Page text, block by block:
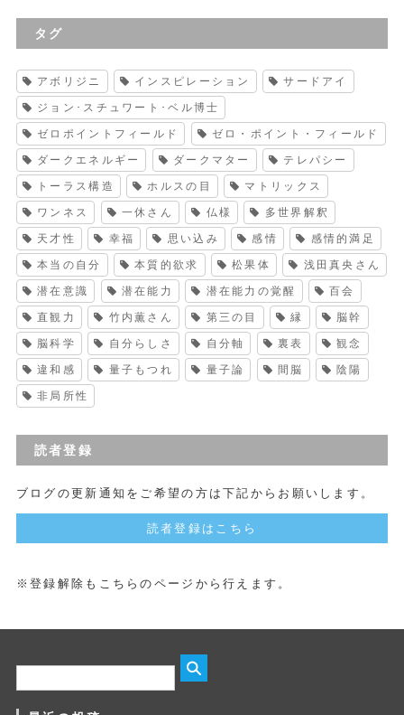
タグ
アボリジニ インスピレーション サードアイ
ジョン･スチュワート･ベル博士
ゼロポイントフィールド ゼロ・ポイント・フィールド
ダークエネルギー ダークマター テレパシー
トーラス構造 ホルスの目 マトリックス
ワンネス 一休さん 仏様 多世界解釈
天才性 幸福 思い込み 感情 感情的満足
本当の自分 本質的欲求 松果体 浅田真央さん
潜在意識 潜在能力 潜在能力の覚醒 百会
直観力 竹内薫さん 第三の目 縁 脳幹
脳科学 自分らしさ 自分軸 裏表 観念
違和感 量子もつれ 量子論 間脳 陰陽
非局所性
読者登録
ブログの更新通知をご希望の方は下記からお願いします。
読者登録はこちら
※登録解除もこちらのページから行えます。